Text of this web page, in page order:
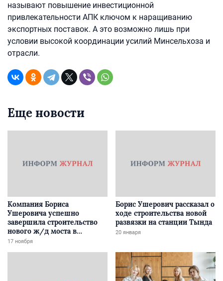
называют повышение инвестиционной
привлекательности АПК ключом к наращиванию
экспортных поставок. А это возможно лишь при
условии высокой координации усилий Минсельхоза и
отрасли.
Еще новости
Компания Бориса
Ушеровича успешно
завершила строительство
нового ж/д моста в
Забайкалье
17 ноября
Борис Ушерович рассказал о
ходе строительства новой
развязки на станции Тында
20 января